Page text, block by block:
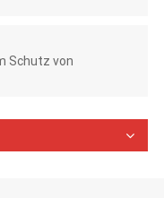
Schutz von